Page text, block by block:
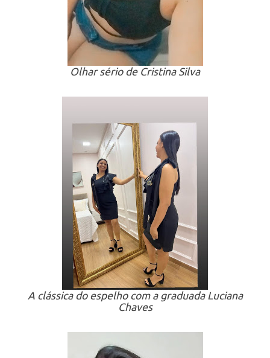
Olhar sério de Cristina Silva
A clássica do espelho com a graduada Luciana
Chaves